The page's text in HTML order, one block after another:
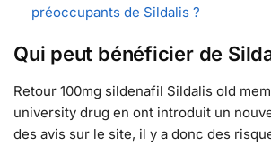
préoccupants de Sildalis ?
Qui peut bénéficier de
Retour 100mg sildenafil Sildalis old
university drug en ont introduit un
des avis sur le site, il y a donc des